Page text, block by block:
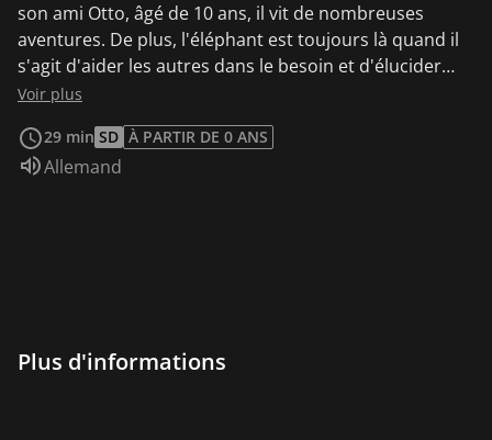
son ami Otto, âgé de 10 ans, il vit de nombreuses
aventures. De plus, l'éléphant est toujours là quand il
s'agit d'aider les autres dans le besoin et d'élucider
des événements mystérieux. Le zoo de Neustädter a
Otto adore immédiatement le petit et donne
rapidement un nom à son ami : Benjamin Blümchen.
Voir plus
29 min SD À PARTIR DE 0 ANS
Audio :
Allemand
Plus d'informations